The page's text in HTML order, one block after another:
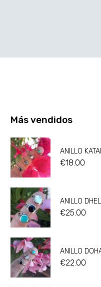
Más vendidos
ANILLO
€18.00
ANILLO DHELI
€25.00
ANILLO
€22.00